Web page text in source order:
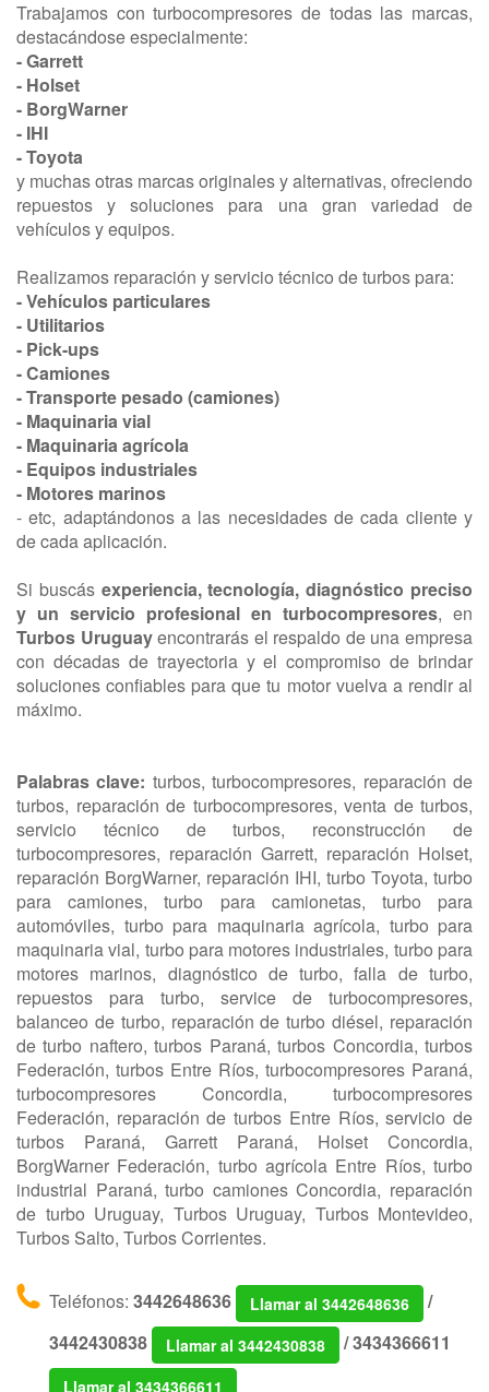
Trabajamos con turbocompresores de todas las marcas,
destacándose especialmente:
- Garrett
- Holset
- BorgWarner
- IHI
- Toyota
y muchas otras marcas originales y alternativas, ofreciendo
repuestos y soluciones para una gran variedad de
vehículos y equipos.
Realizamos reparación y servicio técnico de turbos para:
- Vehículos particulares
- Utilitarios
- Pick-ups
- Camiones
- Transporte pesado (camiones)
- Maquinaria vial
- Maquinaria agrícola
- Equipos industriales
- Motores marinos
- etc, adaptándonos a las necesidades de cada cliente y
de cada aplicación.
Si buscás experiencia, tecnología, diagnóstico preciso
y un servicio profesional en turbocompresores, en
Turbos Uruguayencontrarás el respaldo de una empresa
con décadas de trayectoria y el compromiso de brindar
soluciones confiables para que tu motor vuelva a rendir al
máximo.
Palabras clave: turbos, turbocompresores, reparación de
turbos, reparación de turbocompresores, venta de turbos,
servicio técnico de turbos, reconstrucción de
turbocompresores, reparación Garrett, reparación Holset,
reparación BorgWarner, reparación IHI, turbo Toyota, turbo
para camiones, turbo para camionetas, turbo para
automóviles, turbo para maquinaria agrícola, turbo para
maquinaria vial, turbo para motores industriales, turbo para
motores marinos, diagnóstico de turbo, falla de turbo,
repuestos para turbo, service de turbocompresores,
balanceo de turbo, reparación de turbo diésel, reparación
de turbo naftero, turbos Paraná, turbos Concordia, turbos
Federación, turbos Entre Ríos, turbocompresores Paraná,
turbocompresores Concordia, turbocompresores
Federación, reparación de turbos Entre Ríos, servicio de
turbos Paraná, Garrett Paraná, Holset Concordia,
BorgWarner Federación, turbo agrícola Entre Ríos, turbo
industrial Paraná, turbo camiones Concordia, reparación
de turbo Uruguay, Turbos Uruguay, Turbos Montevideo,
Turbos Salto, Turbos Corrientes.
Teléfonos: 3442648636 Llamar al 3442648636
/
3442430838
Llamar al 3442430838 /3434366611
Llamar al 3434366611